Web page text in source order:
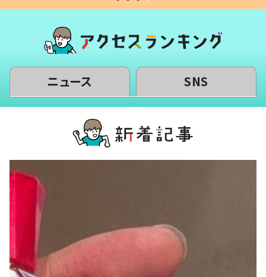
ニュース SNS